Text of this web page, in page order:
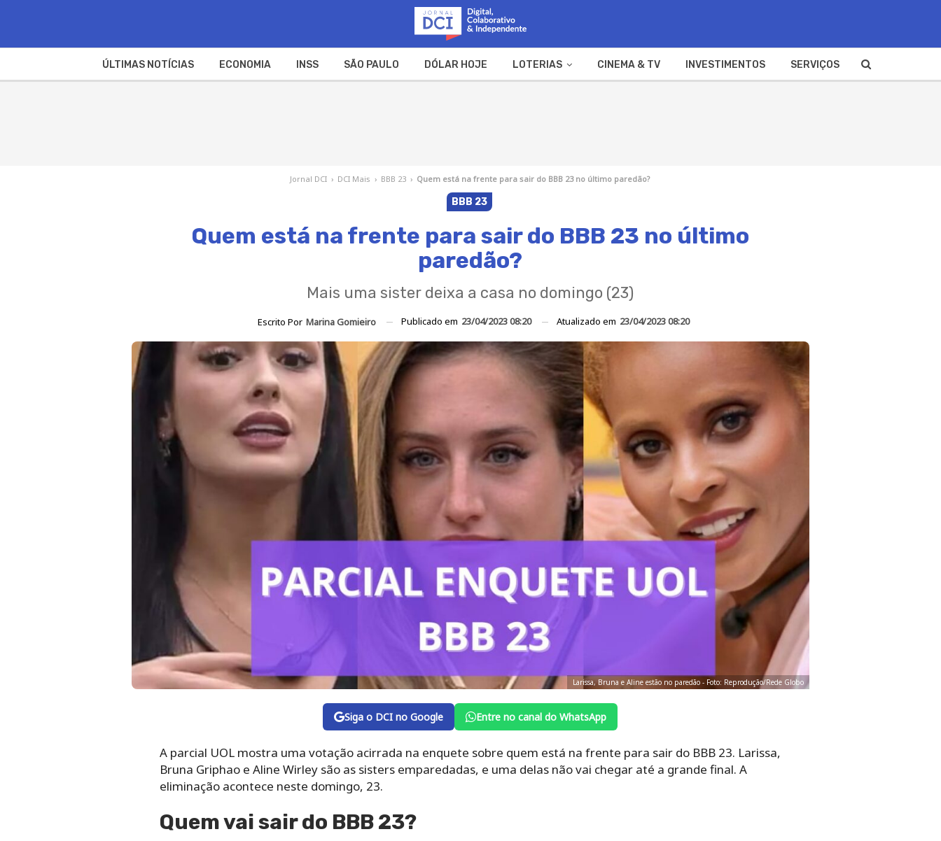
ÚLTIMAS NOTÍCIAS ECONOMIA INSS SÃO PAULO DÓLAR HOJE LOTERIAS CINEMA & TV INVESTIMENTOS SERVIÇOS
Jornal DCI › DCI Mais › BBB 23 › Quem está na frente para sair do BBB 23 no último paredão?
BBB 23
Quem está na frente para sair do BBB 23 no último
paredão?
Mais uma sister deixa a casa no domingo (23)
Escrito Por Marina Gomieiro Publicado em 23/04/2023 08:20 Atualizado em 23/04/2023 08:20
Larissa, Bruna e Aline estão no paredão - Foto: Reprodução/Rede Globo
Siga o DCI no Google Entre no canal do WhatsApp
A parcial UOL mostra uma votação acirrada na enquete sobre quem está na frente para sair do BBB 23. Larissa,
Bruna Griphao e Aline Wirley são as sisters emparedadas, e uma delas não vai chegar até a grande final. A
eliminação acontece neste domingo, 23.
Quem vai sair do BBB 23?